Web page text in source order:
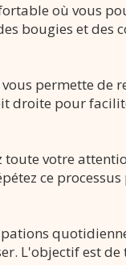
où vous
bougies et des
permette de
droite pour
toute votre
ce
L'objectif est